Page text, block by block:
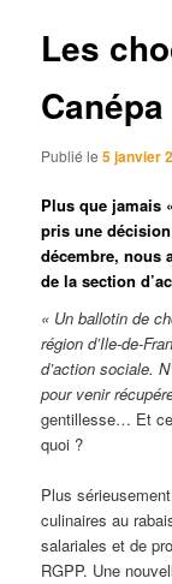
Les
Canépa
Publié le5 janvier
Plus que jamais
pris une
décembre, nous
de la section
« Un ballotin de
région d’Ile-de-
d’action sociale.
pour venir
gentillesse… Et
quoi ?
Plus
culinaires au
salariales et de
RGPP. Une